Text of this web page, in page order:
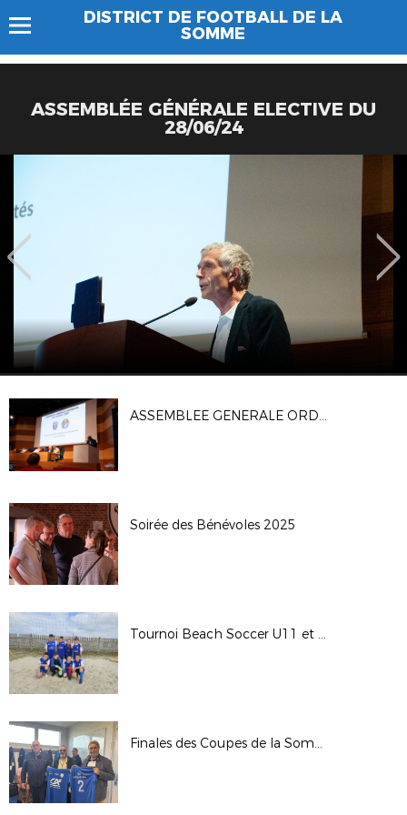
DISTRICT DE FOOTBALL DE LA
SOMME
ASSEMBLÉE GÉNÉRALE ELECTIVE DU
28/06/24
ASSEMBLEE GENERALE ORDINAIRE DU DSF (04/10)
Soirée des Bénévoles 2025
Tournoi Beach Soccer U11 et U13
Finales des Coupes de la Somme Seniors 2025